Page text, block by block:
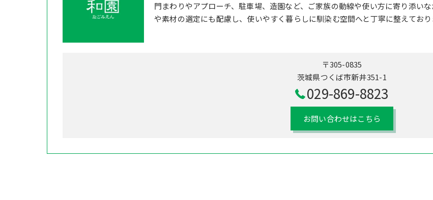
門まわりやアプローチ、駐車場、造園など、ご家族の動線や使い方に寄り添い
や素材の選定にも配慮し、使いやすく暮らしに馴染む空間へと丁寧に整えており
〒305-0835
茨城県つくば市新井351-1
029-869-8823
お問い合わせはこちら